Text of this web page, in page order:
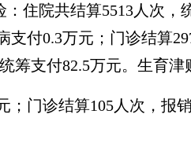
：住院共结算5513人次，
付0.3万元；门诊结算
筹支付82.5万元。生育津
；门诊结算105人次，报